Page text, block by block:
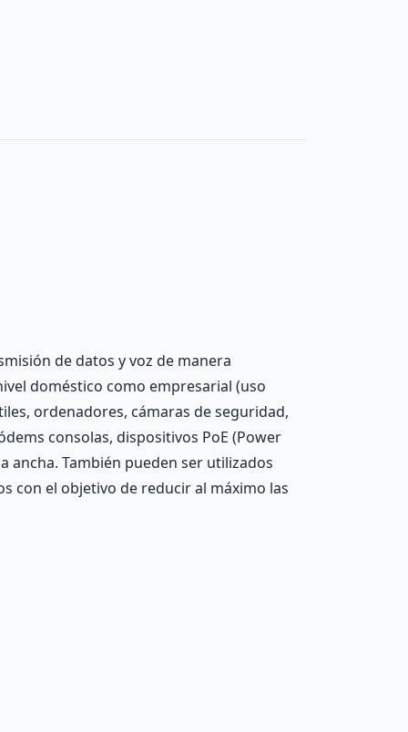
de datos y voz de manera
doméstico como empresarial (uso
ordenadores, cámaras de seguridad,
consolas, dispositivos PoE (Power
También pueden ser utilizados
con el objetivo de reducir al máximo las